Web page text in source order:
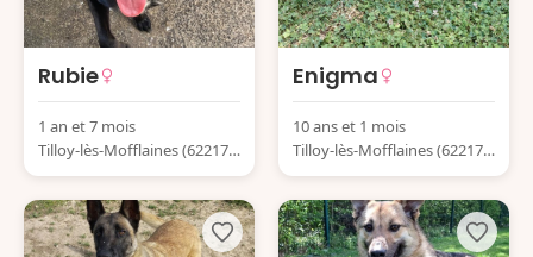
Rubie
1 an et 7 mois
Tilloy-lès-Mofflaines (62217)
France
Enigma
10 ans et 1 mois
Tilloy-lès-Mofflaines (62217)
France